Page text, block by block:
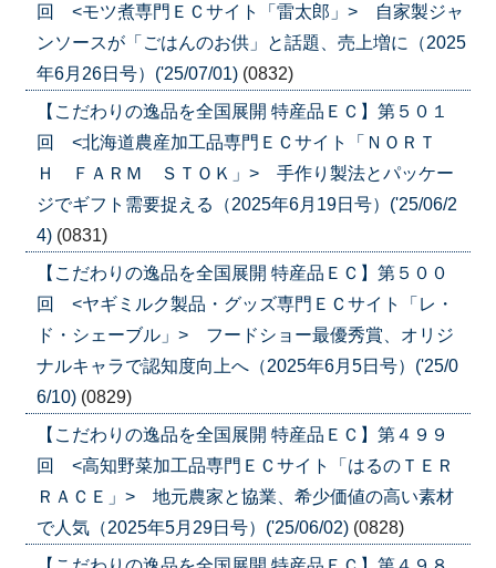
回 <モツ煮専門ＥＣサイト「雷太郎」> 自家製ジャ
ンソースが「ごはんのお供」と話題、売上増に（2025
年6月26日号）('25/07/01) (0832)
【こだわりの逸品を全国展開 特産品ＥＣ】第５０１
回 <北海道農産加工品専門ＥＣサイト「ＮＯＲＴ
Ｈ ＦＡＲＭ ＳＴＯＫ」> 手作り製法とパッケー
ジでギフト需要捉える（2025年6月19日号）('25/06/2
4) (0831)
【こだわりの逸品を全国展開 特産品ＥＣ】第５００
回 <ヤギミルク製品・グッズ専門ＥＣサイト「レ・
ド・シェーブル」> フードショー最優秀賞、オリジ
ナルキャラで認知度向上へ（2025年6月5日号）('25/0
6/10) (0829)
【こだわりの逸品を全国展開 特産品ＥＣ】第４９９
回 <高知野菜加工品専門ＥＣサイト「はるのＴＥＲ
ＲＡＣＥ」> 地元農家と協業、希少価値の高い素材
で人気（2025年5月29日号）('25/06/02) (0828)